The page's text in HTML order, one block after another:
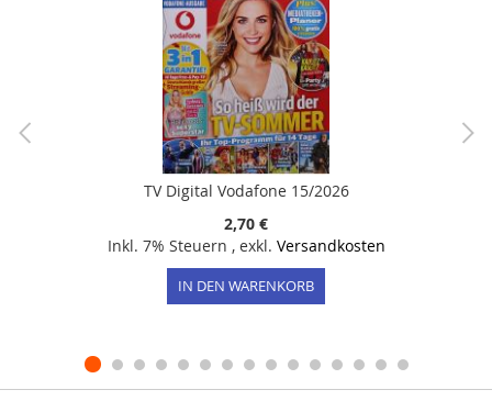
TV Digital Vodafone 15/2026
2,70 €
Inkl. 7% Steuern , exkl. Versandkosten
IN DEN WARENKORB